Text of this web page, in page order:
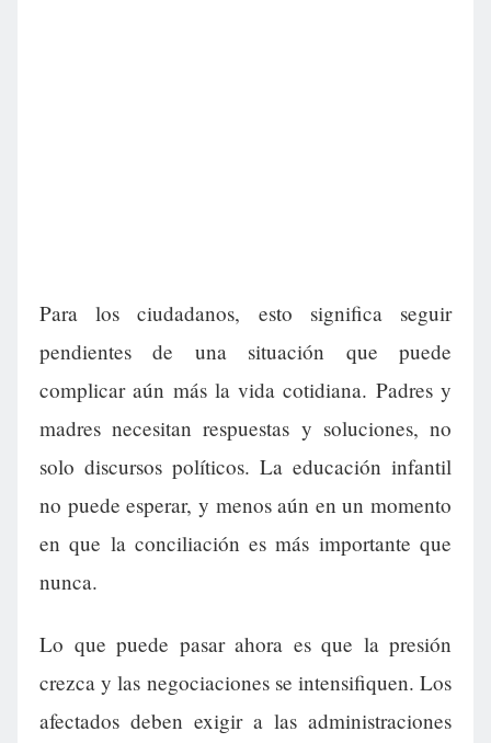
Para los ciudadanos, esto significa seguir
pendientes de una situación que puede
complicar aún más la vida cotidiana. Padres y
madres necesitan respuestas y soluciones, no
solo discursos políticos. La educación infantil
no puede esperar, y menos aún en un momento
en que la conciliación es más importante que
nunca.
Lo que puede pasar ahora es que la presión
crezca y las negociaciones se intensifiquen. Los
afectados deben exigir a las administraciones